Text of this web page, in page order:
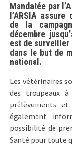
Mandatée par
l’ARSIA assure
de la
décembre
est de surveiller
dans le but de
national.
Les vétérinaires
des troupeaux
prélèvements et
également
possibilité de
Santé pour toute